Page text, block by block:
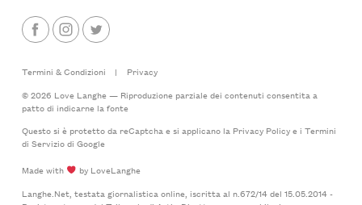
Termini & Condizioni |
Privacy
© 2026 Love Langhe — Riproduzione parziale dei contenuti consentita a
patto di indicarne la fonte
Questo si è protetto da reCaptcha e si applicano la Privacy Policye i Termini
di Serviziodi Google
Made with
by LoveLanghe
Langhe.Net, testata giornalistica online, iscritta al n.672/14 del 15.05.2014 -